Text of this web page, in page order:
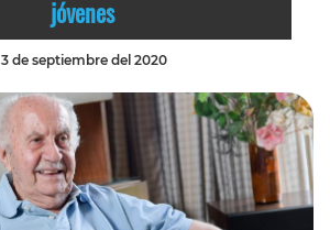
jóvenes
3 de septiembre del 2020